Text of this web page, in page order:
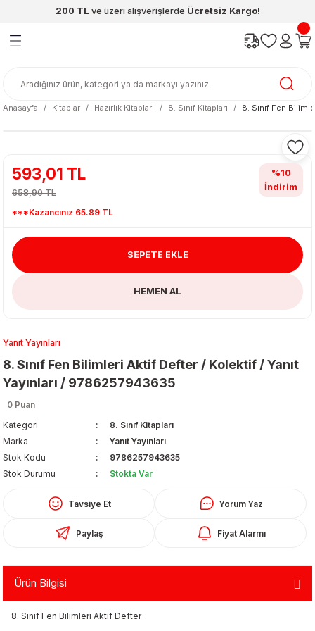
200 TL ve üzeri alışverişlerde Ücretsiz Kargo!
Geri Dön
Geri Dön
& Matara
Geri Dön
Geri Dön
Geri Dön
Geri Dön
Anasayfa
Kitaplar Hazırlık Kitapları 8. Sınıf Kitapları 8. Sınıf Fen
Yanıt Yayınları
8. Sınıf Fen Bilimleri Aktif Defter / Kolektif / Yanıt
Yayınları / 9786257943635
0 Puan
Kategori
8. Sınıf Kitapları
Marka
Yanıt Yayınları
Stok Kodu
9786257943635
Stok Durumu
Stokta Var
Tavsiye Et Yorum Yaz
Paylaş Fiyat Alarmı
593,01 TL
658,90 TL
***Kazancınız 65.89 TL
%10
İndirim
SEPETE EKLE
HEMEN AL
Ürün Bilgisi
8. Sınıf Fen Bilimleri Aktif Defter